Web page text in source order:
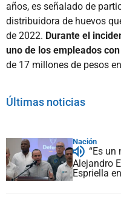
años, es señalado de
distribuidora de huevos
de 2022. Durante el
uno de los empleados
de 17 millones de pesos
Últimas noticias
Nación
“Es un
Alejandro
Espriella